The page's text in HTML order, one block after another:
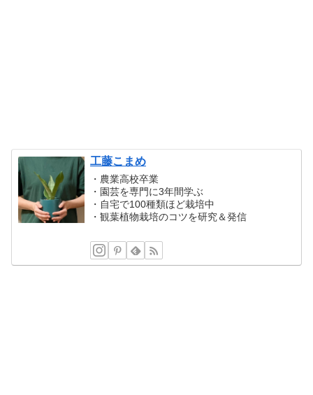
工藤こまめ
・農業高校卒業
・園芸を専門に3年間学ぶ
・自宅で100種類ほど栽培中
・観葉植物栽培のコツを研究＆発信